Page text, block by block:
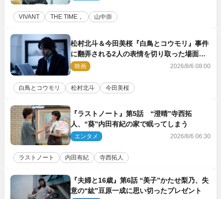
VIVANT THE TIME， 山中崇
松村北斗＆今田美桜『白鳥とコウモリ』事件
に翻弄される2人の表情を切り取った場面写
真解禁
映画 2026/8/6 08:00
白鳥とコウモリ 松村北斗 今田美桜
『ラストノート』第5話 “澄晴”寺西拓
人、“葵”内田有紀の家で眠ってしまう
エンタメ 2026/8/6 06:30
ラストノート 内田有紀 寺西拓人
『夫婦と16歳』第6話 “美子”かたせ梨乃、失
意の“紘”豆原一成に思い切ったプレゼント